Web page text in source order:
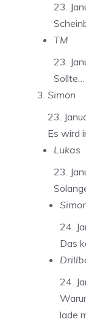
23.
TM
23.
Sollte…
Simon
23.
Es wird
Lukas
23.
24.
Das
24.
lade